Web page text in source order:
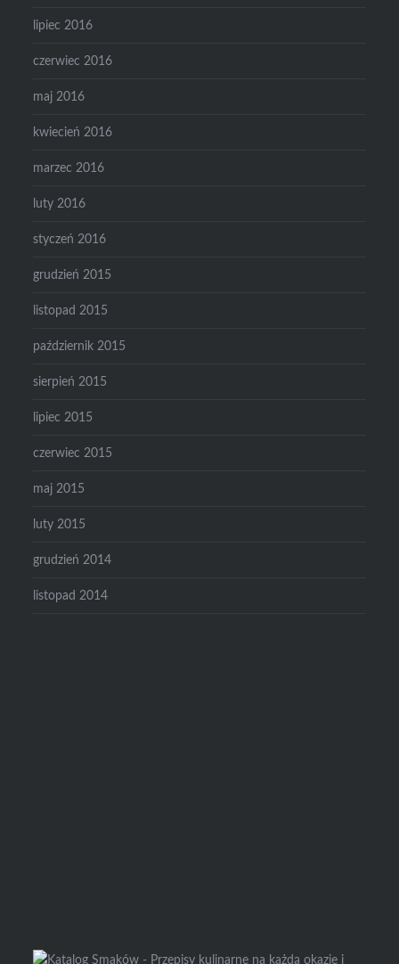
lipiec 2016
czerwiec 2016
maj 2016
kwiecień 2016
marzec 2016
luty 2016
styczeń 2016
grudzień 2015
listopad 2015
październik 2015
sierpień 2015
lipiec 2015
czerwiec 2015
maj 2015
luty 2015
grudzień 2014
listopad 2014